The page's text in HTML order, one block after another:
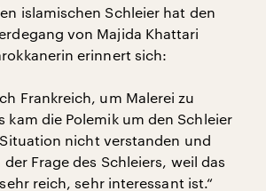
islamischen Schleier hat den
von Majida Khattari
erinnert sich:
Frankreich, um Malerei zu
kam die Polemik um den Schleier
nicht verstanden und
Frage des Schleiers, weil das
reich, sehr interessant ist.“